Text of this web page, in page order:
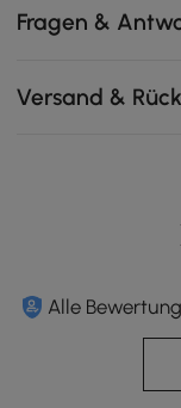
Fragen &
Versand &
Alle